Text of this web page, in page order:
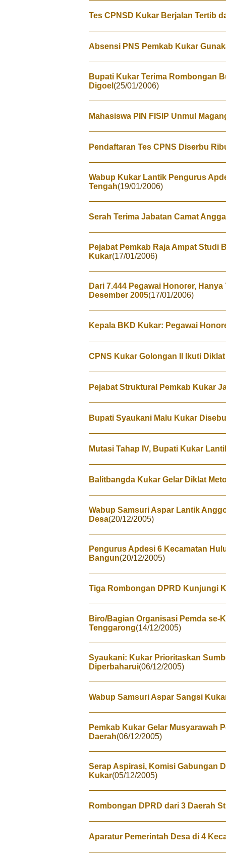
Tes CPNSD Kukar Berjalan Tertib
Absensi PNS Pemkab Kukar
Bupati Kukar Terima Rombongan
Digoel (25/01/2006)
Mahasiswa PIN FISIP Unmul
Pendaftaran Tes CPNS Diserbu
Wabup Kukar Lantik Pengurus
Tengah(19/01/2006)
Serah Terima Jabatan Camat
Pejabat Pemkab Raja Ampat Studi
Kukar(17/01/2006)
Dari 7.444 Pegawai Honorer,
Desember 2005(17/01/2006)
Kepala BKD Kukar: Pegawai
CPNS Kukar Golongan II Ikuti
Pejabat Struktural Pemkab Kukar
Bupati Syaukani Malu Kukar
Mutasi Tahap IV, Bupati Kukar
Balitbangda Kukar Gelar Diklat
Wabup Samsuri Aspar Lantik
Desa(20/12/2005)
Pengurus Apdesi 6 Kecamatan
Bangun(20/12/2005)
Tiga Rombongan DPRD Kunjungi
Biro/Bagian Organisasi Pemda se-
Tenggarong(14/12/2005)
Syaukani: Kukar Prioritaskan
Diperbaharui(06/12/2005)
Wabup Samsuri Aspar Sangsi
Pemkab Kukar Gelar Musyarawah
Daerah(06/12/2005)
Serap Aspirasi, Komisi Gabungan
Kukar(05/12/2005)
Rombongan DPRD dari 3 Daerah
Aparatur Pemerintah Desa di 4